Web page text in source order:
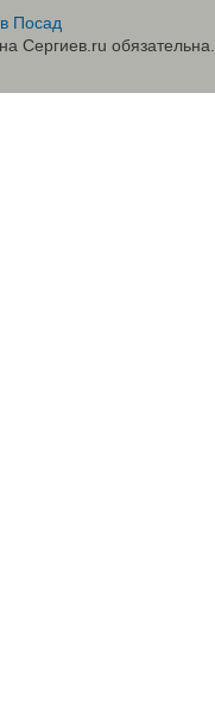
Посад
Сергиев.ru обязательна.